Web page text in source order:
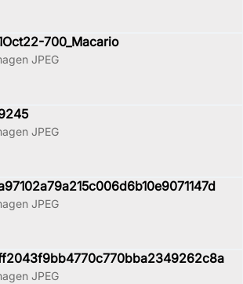
700_Macario
JPEG
JPEG
JPEG
JPEG